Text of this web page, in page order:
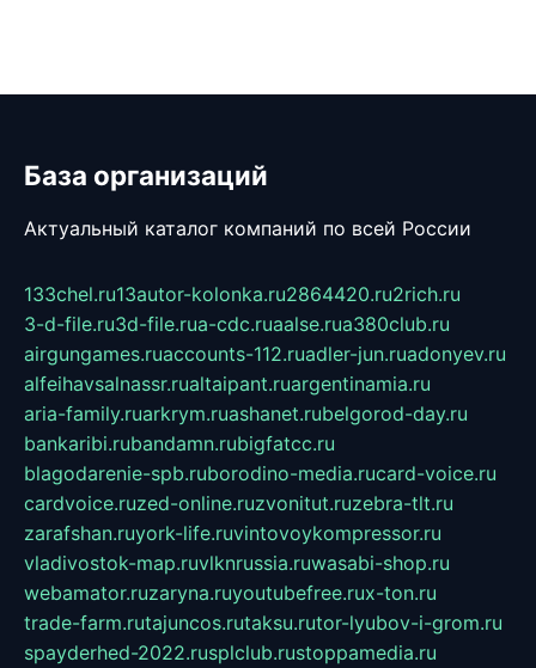
База организаций
Актуальный каталог компаний по всей России
133chel.ru13autor-kolonka.ru2864420.ru2rich.ru
3-d-file.ru3d-file.rua-cdc.ruaalse.rua380club.ru
airgungames.ruaccounts-112.ruadler-jun.ruadonyev.ru
alfeihavsalnassr.rualtaipant.ruargentinamia.ru
aria-family.ruarkrym.ruashanet.rubelgorod-day.ru
bankaribi.rubandamn.rubigfatcc.ru
blagodarenie-spb.ruborodino-media.rucard-voice.ru
cardvoice.ruzed-online.ruzvonitut.ruzebra-tlt.ru
zarafshan.ruyork-life.ruvintovoykompressor.ru
vladivostok-map.ruvlknrussia.ruwasabi-shop.ru
webamator.ruzaryna.ruyoutubefree.rux-ton.ru
trade-farm.rutajuncos.rutaksu.rutor-lyubov-i-grom.ru
spayderhed-2022.rusplclub.rustoppamedia.ru